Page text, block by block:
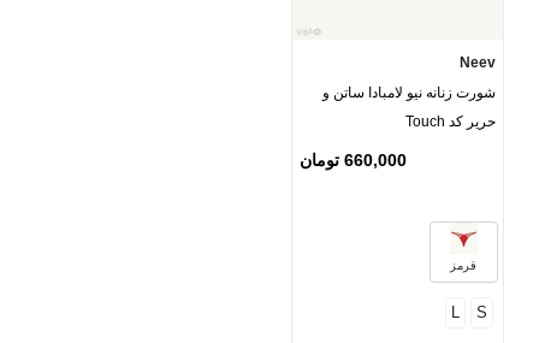
Neev
شورت زنانه نیو لامبادا ساتن و
حریر کد Touch
660,000 تومان
قرمز
S
L